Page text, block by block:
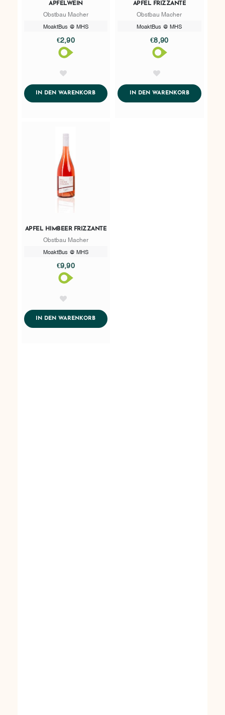
APFELWEIN
Obstbau Macher
MoaktBus @ MHS
€2,90
IN DEN WARENKORBADDTOCART
APFEL FRIZZANTE
Obstbau Macher
MoaktBus @ MHS
€8,90
IN DEN WARENKORBADDTOCART
APFEL HIMBEER FRIZZANTE
Obstbau Macher
MoaktBus @ MHS
€9,90
IN DEN WARENKORBADDTOCART